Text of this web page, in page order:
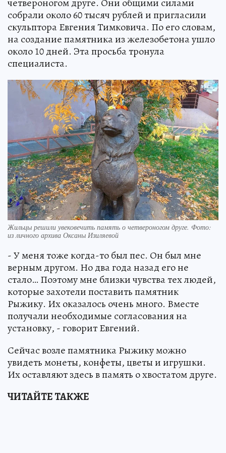
четвероногом друге. Они общими силами
собрали около 60 тысяч рублей и пригласили
скульптора Евгения Тимковича. По его словам,
на создание памятника из железобетона ушло
около 10 дней. Эта просьба тронула
специалиста.
Жильцы решили увековечить память о четвероногом друге. Фото:
из личного архива Оксаны Изиляевой
- У меня тоже когда-то был пес. Он был мне
верным другом. Но два года назад его не
стало… Поэтому мне близки чувства тех людей,
которые захотели поставить памятник
Рыжику. Их оказалось очень много. Вместе
получали необходимые согласования на
установку, - говорит Евгений.
Сейчас возле памятника Рыжику можно
увидеть монеты, конфеты, цветы и игрушки.
Их оставляют здесь в память о хвостатом друге.
ЧИТАЙТЕ ТАКЖЕ